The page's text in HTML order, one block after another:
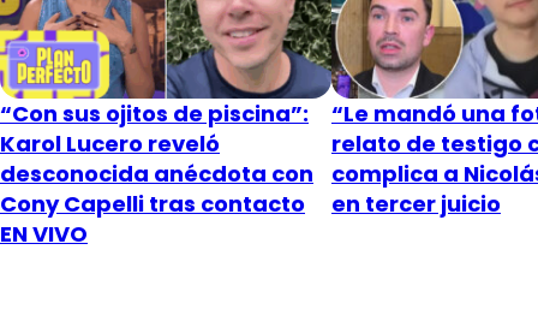
“Con sus ojitos de piscina”:
Karol Lucero reveló
desconocida anécdota con
Cony Capelli tras contacto
EN VIVO
“Le mandó una
relato de testigo
complica a
en tercer juicio